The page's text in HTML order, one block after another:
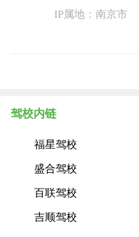
IP属地：南京市
驾校内链
福星驾校
盛合驾校
百联驾校
吉顺驾校